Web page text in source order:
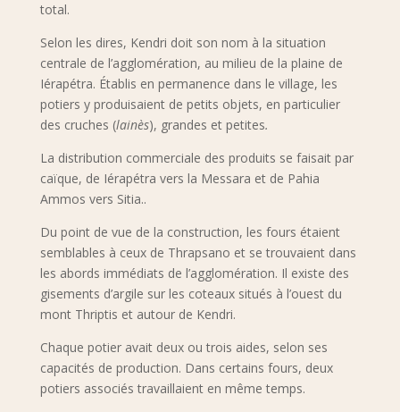
total.
Selon les dires, Kendri doit son nom à la situation
centrale de l’agglomération, au milieu de la plaine de
Iérapétra. Établis en permanence dans le village, les
potiers y produisaient de petits objets, en particulier
des cruches (lainès), grandes et petites.
La distribution commerciale des produits se faisait par
caïque, de Iérapétra vers la Messara et de Pahia
Ammos vers Sitia..
Du point de vue de la construction, les fours étaient
semblables à ceux de Thrapsano et se trouvaient dans
les abords immédiats de l’agglomération. Il existe des
gisements d’argile sur les coteaux situés à l’ouest du
mont Thriptis et autour de Kendri.
Chaque potier avait deux ou trois aides, selon ses
capacités de production. Dans certains fours, deux
potiers associés travaillaient en même temps.